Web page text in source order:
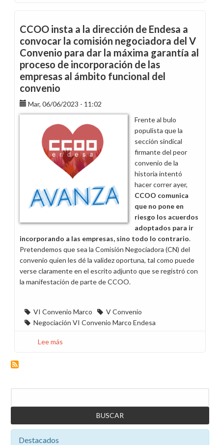
para
mejorar
nuestros
derechos
CCOO insta a la dirección de Endesa a
convocar la comisión negociadora del V
Convenio para dar la máxima garantía al
proceso de incorporación de las
empresas al ámbito funcional del
convenio
Mar, 06/06/2023 - 11:02
Frente al bulo
populista que la
sección sindical
firmante del peor
convenio de la
historia intentó
hacer correr ayer,
CCOO comunica
que no pone en
riesgo los acuerdos
adoptados para ir
incorporando a las empresas, sino todo lo contrario.
Pretendemos que sea la Comisión Negociadora (CN) del
convenio quien les dé la validez oportuna, tal como puede
verse claramente en el escrito adjunto que se registró con
la manifestación de parte de CCOO.
VI Convenio Marco
V Convenio
Negociación VI Convenio Marco Endesa
Lee más
de
a
Destacados